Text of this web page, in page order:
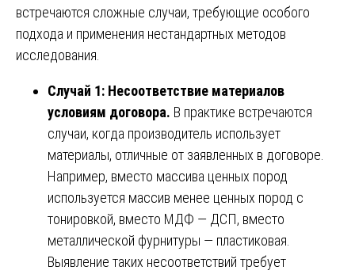
встречаются сложные случаи, требующие особого
подхода и применения нестандартных методов
исследования.
Случай 1: Несоответствие материалов
условиям договора. В практике встречаются
случаи, когда производитель использует
материалы, отличные от заявленных в договоре.
Например, вместо массива ценных пород
используется массив менее ценных пород с
тонировкой, вместо МДФ — ДСП, вместо
металлической фурнитуры — пластиковая.
Выявление таких несоответствий требует